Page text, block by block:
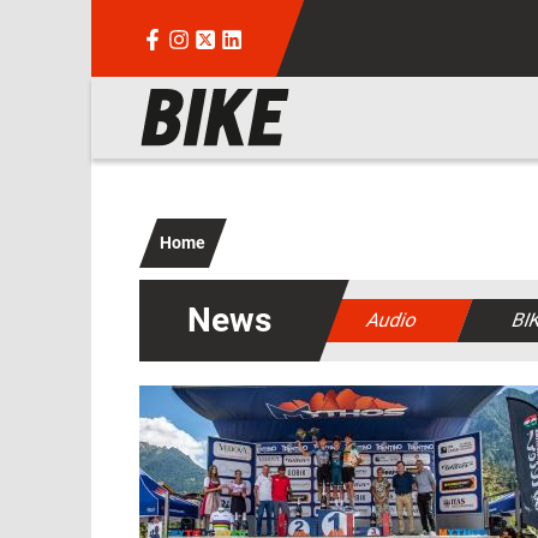
Navigazione principale
Home
News Audio
Immagine